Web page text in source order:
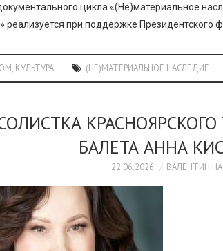
цикла «(Не)материальное
реализуется при поддержке Президентского
КУЛЬТУРА (НЕ)МАТЕРИАЛЬНОЕ НАСЛЕДИЕ
БАЛЕТА АННА
22.06.2026 ВАЛЕНТИН